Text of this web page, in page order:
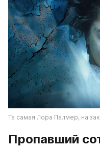
Та самая Лора Палмер, на
Пропавший